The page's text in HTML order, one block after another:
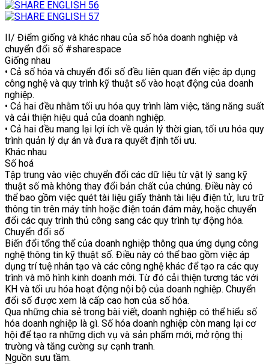
II/ Điểm giống và khác nhau của số hóa doanh nghiệp và
chuyển đổi số #sharespace
Giống nhau
• Cả số hóa và chuyển đổi số đều liên quan đến việc áp dụng
công nghệ và quy trình kỹ thuật số vào hoạt động của doanh
nghiệp.
• Cả hai đều nhằm tối ưu hóa quy trình làm việc, tăng năng suất
và cải thiện hiệu quả của doanh nghiệp.
• Cả hai đều mang lại lợi ích về quản lý thời gian, tối ưu hóa quy
trình quản lý dự án và đưa ra quyết định tối ưu.
Khác nhau
Số hoá
Tập trung vào việc chuyển đổi các dữ liệu từ vật lý sang kỹ
thuật số mà không thay đổi bản chất của chúng. Điều này có
thể bao gồm việc quét tài liệu giấy thành tài liệu điện tử, lưu trữ
thông tin trên máy tính hoặc điện toán đám mây, hoặc chuyển
đổi các quy trình thủ công sang các quy trình tự động hóa.
Chuyển đổi số
Biến đổi tổng thể của doanh nghiệp thông qua ứng dụng công
nghệ thông tin kỹ thuật số. Điều này có thể bao gồm việc áp
dụng trí tuệ nhân tạo và các công nghệ khác để tạo ra các quy
trình và mô hình kinh doanh mới. Từ đó cải thiện tương tác với
KH và tối ưu hóa hoạt động nội bộ của doanh nghiệp. Chuyển
đổi số được xem là cấp cao hơn của số hóa.
Qua những chia sẻ trong bài viết, doanh nghiệp có thể hiểu số
hóa doanh nghiệp là gì. Số hóa doanh nghiệp còn mang lại cơ
hội để tạo ra những dịch vụ và sản phẩm mới, mở rộng thị
trường và tăng cường sự cạnh tranh.
Nguồn sưu tầm.